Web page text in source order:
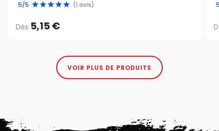
5/5 (1 avis)
Dès 5,15 €
VOIR PLUS DE PRODUITS